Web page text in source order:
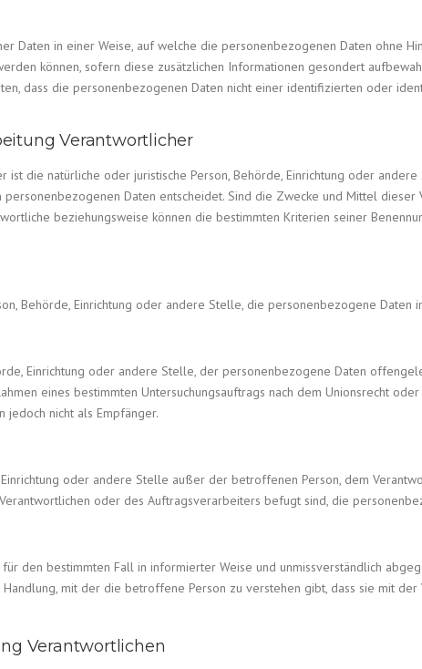
Daten in einer Weise, auf welche die personenbezogenen Daten ohne
können, sofern diese zusätzlichen Informationen gesondert
dass die personenbezogenen Daten nicht einer identifizierten oder
Verantwortlicher
die natürliche oder juristische Person, Behörde, Einrichtung oder
Daten entscheidet. Sind die Zwecke und Mittel dieser
beziehungsweise können die bestimmten Kriterien seiner
Behörde, Einrichtung oder andere Stelle, die personenbezogene Daten
Einrichtung oder andere Stelle, der personenbezogene Daten
eines bestimmten Untersuchungsauftrags nach dem Unionsrecht
nicht als Empfänger.
oder andere Stelle außer der betroffenen Person, dem
oder des Auftragsverarbeiters befugt sind, die
den bestimmten Fall in informierter Weise und unmissverständlich
mit der die betroffene Person zu verstehen gibt, dass sie mit
Verantwortlichen